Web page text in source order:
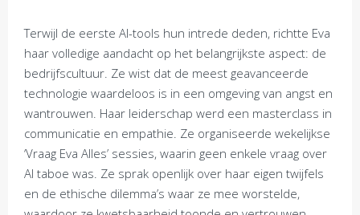
Terwijl de eerste AI-tools hun intrede deden, richtte Eva
haar volledige aandacht op het belangrijkste aspect: de
bedrijfscultuur. Ze wist dat de meest geavanceerde
technologie waardeloos is in een omgeving van angst en
wantrouwen. Haar leiderschap werd een masterclass in
communicatie en empathie. Ze organiseerde wekelijkse
‘Vraag Eva Alles’ sessies, waarin geen enkele vraag over
AI taboe was. Ze sprak openlijk over haar eigen twijfels
en de ethische dilemma’s waar ze mee worstelde,